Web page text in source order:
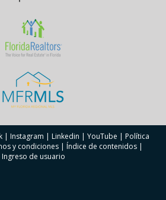
| Instagram | Linkedin | YouTube | Política
y condiciones| Índice de contenidos|
Ingreso de usuario